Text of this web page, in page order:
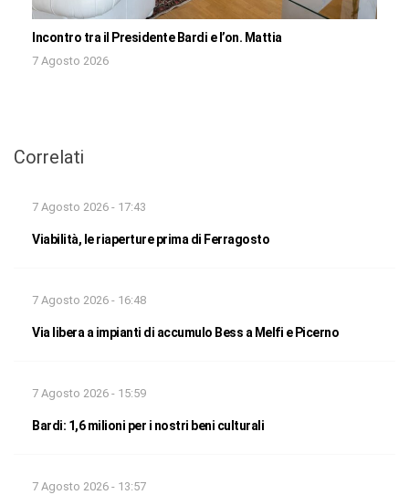
Incontro tra il Presidente Bardi e l’on. Mattia
7 Agosto 2026
Correlati
7 Agosto 2026 - 17:43
Viabilità, le riaperture prima di Ferragosto
7 Agosto 2026 - 16:48
Via libera a impianti di accumulo Bess a Melfi e Picerno
7 Agosto 2026 - 15:59
Bardi: 1,6 milioni per i nostri beni culturali
7 Agosto 2026 - 13:57